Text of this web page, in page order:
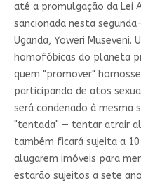
até a promulgação da Lei
sancionada nesta
Uganda, Yoweri Museveni.
homofóbicas do planeta
quem "promover"
participando de atos
será condenado à mesma
"tentada" — tentar atrair
também ficará sujeita a 10
alugarem imóveis para
estarão sujeitos a sete